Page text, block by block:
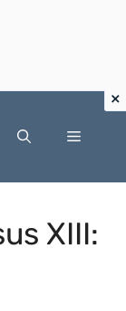
Menu
XIII: